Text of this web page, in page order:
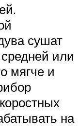
сушат
или
мягче и
на